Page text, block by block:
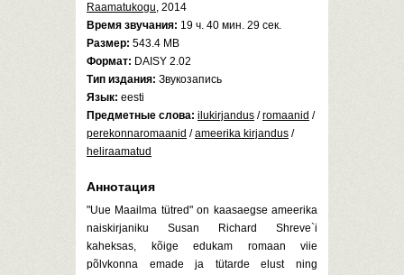
Raamatukogu, 2014
Время звучания: 19 ч. 40 мин. 29 сек.
Размер: 543.4 MB
Формат: DAISY 2.02
Тип издания: Звукозапись
Язык: eesti
Предметные слова: ilukirjandus /romaanid /
perekonnaromaanid /ameerika kirjandus /
heliraamatud
Аннотация
"Uue Maailma tütred" on kaasaegse ameerika
naiskirjaniku Susan Richard Shreve`i
kaheksas, kõige edukam romaan viie
põlvkonna emade ja tütarde elust ning